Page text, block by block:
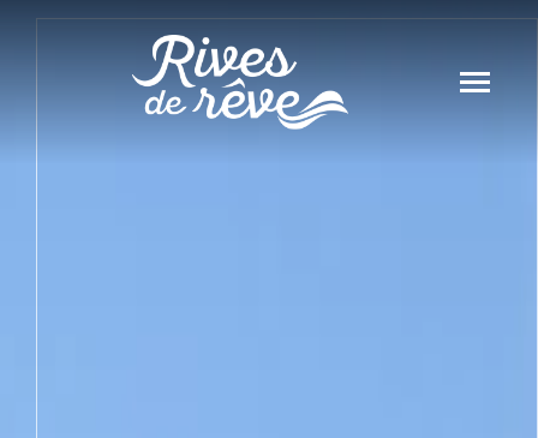
Panneau de gestion des cookies